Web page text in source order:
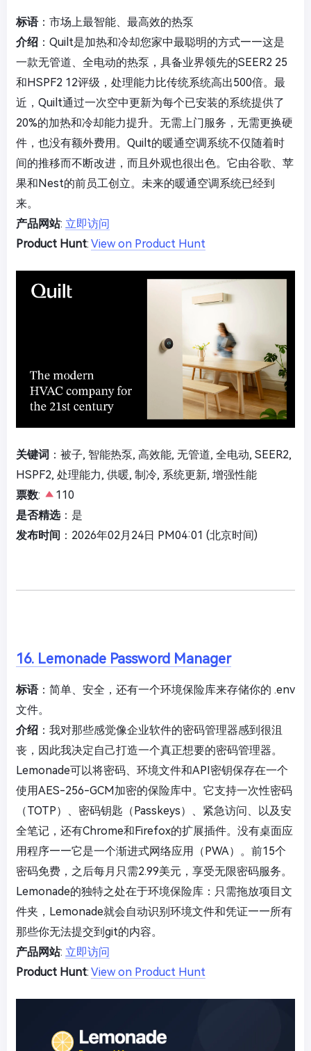
标语：市场上最智能、最高效的热泵
介绍 ：Quilt是加热和冷却您家中最聪明的方式——这是
一款无管道、全电动的热泵，具备业界领先的SEER2 25
和HSPF2 12评级，处理能力比传统系统高出500倍。最
近，Quilt通过一次空中更新为每个已安装的系统提供了
20%的加热和冷却能力提升。无需上门服务，无需更换硬
件，也没有额外费用。Quilt的暖通空调系统不仅随着时
间的推移而不断改进，而且外观也很出色。它由谷歌、苹
果和Nest的前员工创立。未来的暖通空调系统已经到
来。
产品网站: 立即访问
Product Hunt: View on Product Hunt
关键词 ：被子, 智能热泵, 高效能, 无管道, 全电动, SEER2,
HSPF2, 处理能力, 供暖, 制冷, 系统更新, 增强性能
票数:
110
是否精选：是
发布时间 ：2026年02月24日 PM04:01 (北京时间)
16. Lemonade Password Manager
标语：简单、安全，还有一个环境保险库来存储你的 .env
文件。
介绍 ：我对那些感觉像企业软件的密码管理器感到很沮
丧，因此我决定自己打造一个真正想要的密码管理器。
Lemonade可以将密码、环境文件和API密钥保存在一个
使用AES-256-GCM加密的保险库中。它支持一次性密码
（TOTP）、密码钥匙（Passkeys）、紧急访问、以及安
全笔记，还有Chrome和Firefox的扩展插件。没有桌面应
用程序——它是一个渐进式网络应用（PWA）。前15个
密码免费，之后每月只需2.99美元，享受无限密码服务。
Lemonade的独特之处在于环境保险库：只需拖放项目文
件夹，Lemonade就会自动识别环境文件和凭证——所有
那些你无法提交到git的内容。
产品网站: 立即访问
Product Hunt: View on Product Hunt